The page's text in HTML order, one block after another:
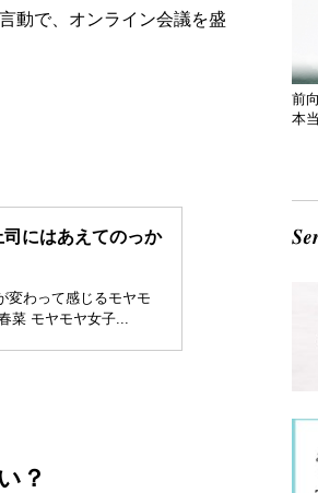
動で、オンライン会議を盛
にはあえてのっか
変わって感じるモヤモ
菜 モヤモヤ女子...
？
前
本